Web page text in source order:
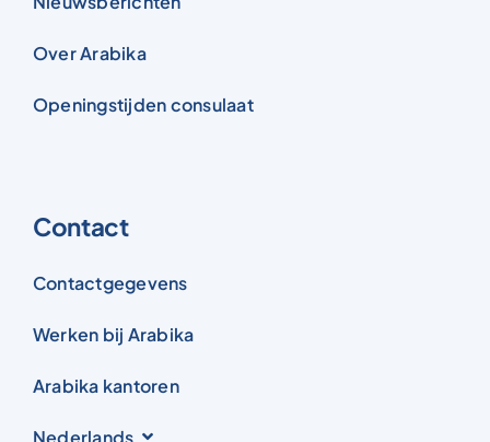
Over Arabika
Openingstijden consulaat
Contact
Contactgegevens
Werken bij Arabika
Arabika kantoren
Nederlands